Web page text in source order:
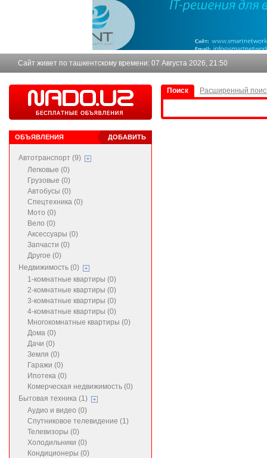
Сайт живет по ташкентскому времени: 07 Августа 2026, 21:50
ДОБАВИТЬ
ОБЪЯВЛЕНИЯ
Автотранспорт (9)
Легковые (0)
Грузовые (0)
Автобусы (0)
Спецтехника (0)
Мото (0)
Вело (0)
Аксессуары (0)
Запчасти (0)
Другое (0)
Недвижимость (0)
1-комнатные квартиры (0)
2-комнатные квартиры (0)
3-комнатные квартиры (0)
4-комнатные квартиры (0)
Многокомнатные квартиры (0)
Дома (0)
Дачи (0)
Земля (0)
Гаражи (0)
Ипотека (0)
Комерческая недвижимость (0)
Бытовая техника (1)
Аудио и видео (0)
Спутниковое телевидение (1)
Телевизоры (0)
Холодильники (0)
Кондиционеры (0)
Поиск Расширенный